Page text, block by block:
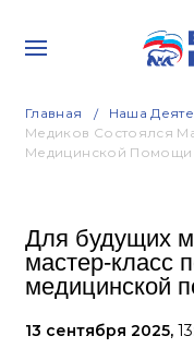
Главная Наша
Медиков Состоялся
Медицинской Помощи
Для будущих
мастер-класс
медицинской
13 сентября 2025,